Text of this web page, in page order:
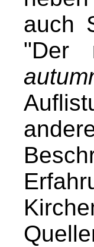
auch
"Der